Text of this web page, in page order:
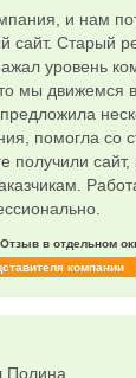
и нам
сайт. Старый
уровень
мы движемся
помогла со
получили сайт,
Отзыв в отдельном
компании
Полина